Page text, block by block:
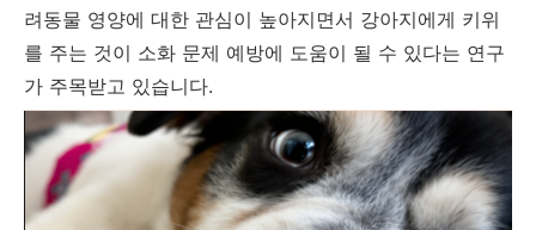
려동물 영양에 대한 관심이 높아지면서 강아지에게 키위
를 주는 것이 소화 문제 예방에 도움이 될 수 있다는 연구
가 주목받고 있습니다.